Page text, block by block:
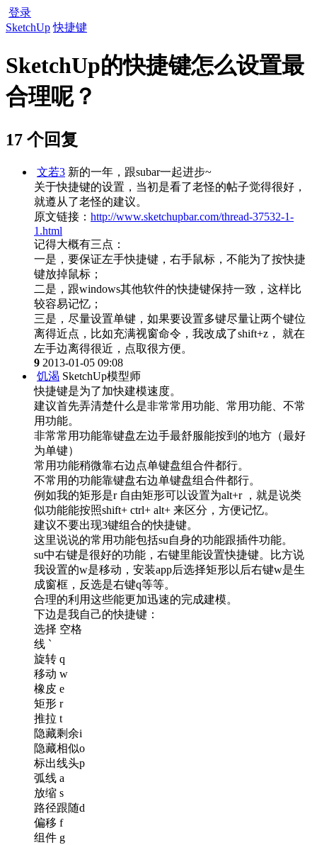
登录
SketchUp 快捷键
SketchUp的快捷键怎么设置最
合理呢？
17 个回复
文若3 新的一年，跟subar一起进步~
关于快捷键的设置，当初是看了老怪的帖子觉得很好，
就遵从了老怪的建议。
原文链接： http://www.sketchupbar.com/thread-37532-1-
1.html
记得大概有三点：
一是，要保证左手快捷键，右手鼠标，不能为了按快捷
键放掉鼠标；
二是，跟windows其他软件的快捷键保持一致，这样比
较容易记忆；
三是，尽量设置单键，如果要设置多键尽量让两个键位
离得近点，比如充满视窗命令，我改成了shift+z， 就在
左手边离得很近，点取很方便。
9 2013-01-05 09:08
饥渴 SketchUp模型师
快捷键是为了加快建模速度。
建议首先弄清楚什么是非常常用功能、常用功能、不常
用功能。
非常常用功能靠键盘左边手最舒服能按到的地方（最好
为单键）
常用功能稍微靠右边点单键盘组合件都行。
不常用的功能靠键盘右边单键盘组合件都行。
例如我的矩形是r 自由矩形可以设置为alt+r ，就是说类
似功能能按照shift+ ctrl+ alt+ 来区分，方便记忆。
建议不要出现3键组合的快捷键。
这里说说的常用功能包括su自身的功能跟插件功能。
su中右键是很好的功能，右键里能设置快捷键。比方说
我设置的w是移动，安装app后选择矩形以后右键w是生
成窗框，反选是右键q等等。
合理的利用这些能更加迅速的完成建模。
下边是我自己的快捷键：
选择 空格
线 `
旋转 q
移动 w
橡皮 e
矩形 r
推拉 t
隐藏剩余i
隐藏相似o
标出线头p
弧线 a
放缩 s
路径跟随d
偏移 f
组件 g